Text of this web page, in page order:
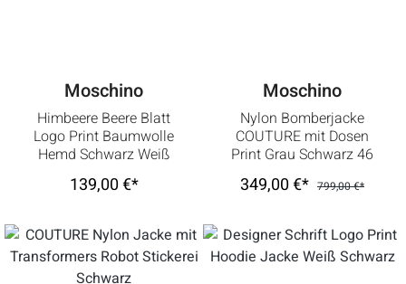
Moschino
Himbeere Beere Blatt
Logo Print Baumwolle
Hemd Schwarz Weiß
40 M
139,00 €*
Moschino
Nylon Bomberjacke
COUTURE mit Dosen
Print Grau Schwarz 46
S
349,00 €* 799,00 €*